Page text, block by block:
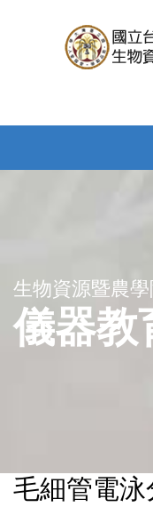
navigation
生物資源暨農
儀器教
毛細管電泳